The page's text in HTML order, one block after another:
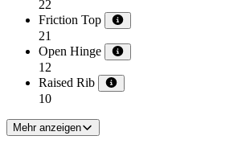
22
Friction Top
21
Open Hinge
12
Raised Rib
10
Mehr anzeigen